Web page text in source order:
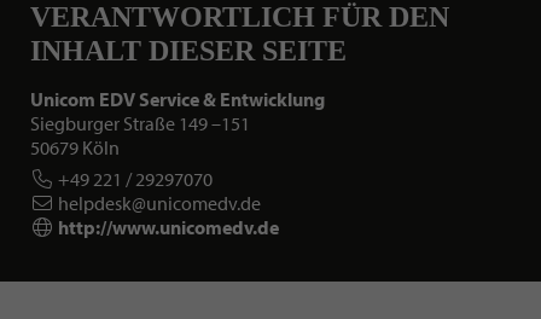
VERANTWORTLICH FÜR DEN
INHALT DIESER SEITE
Unicom EDV Service & Entwicklung
Siegburger Straße 149 –151
50679 Köln
+49 221 / 29297070
helpdesk@unicomedv.de
http://www.unicomedv.de